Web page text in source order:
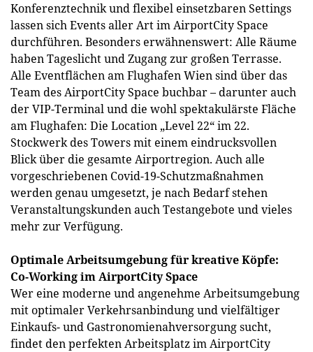
Konferenztechnik und flexibel einsetzbaren Settings
lassen sich Events aller Art im AirportCity Space
durchführen. Besonders erwähnenswert: Alle Räume
haben Tageslicht und Zugang zur großen Terrasse.
Alle Eventflächen am Flughafen Wien sind über das
Team des AirportCity Space buchbar – darunter auch
der VIP-Terminal und die wohl spektakulärste Fläche
am Flughafen: Die Location „Level 22“ im 22.
Stockwerk des Towers mit einem eindrucksvollen
Blick über die gesamte Airportregion. Auch alle
vorgeschriebenen Covid-19-Schutzmaßnahmen
werden genau umgesetzt, je nach Bedarf stehen
Veranstaltungskunden auch Testangebote und vieles
mehr zur Verfügung.
Optimale Arbeitsumgebung für kreative Köpfe:
Co-Working im AirportCity Space
Wer eine moderne und angenehme Arbeitsumgebung
mit optimaler Verkehrsanbindung und vielfältiger
Einkaufs- und Gastronomienahversorgung sucht,
findet den perfekten Arbeitsplatz im AirportCity